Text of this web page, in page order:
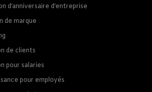
d’anniversaire d’entreprise
de marque
de clients
pour salaries
pour employés